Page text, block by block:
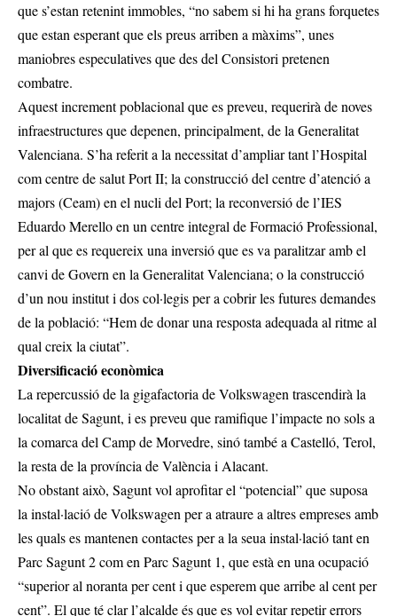
que s’estan retenint immobles, “no sabem si hi ha grans forquetes
que estan esperant que els preus arriben a màxims”, unes
maniobres especulatives que des del Consistori pretenen
combatre.
Aquest increment poblacional que es preveu, requerirà de noves
infraestructures que depenen, principalment, de la Generalitat
Valenciana. S’ha referit a la necessitat d’ampliar tant l’Hospital
com centre de salut Port II; la construcció del centre d’atenció a
majors (Ceam) en el nucli del Port; la reconversió de l’IES
Eduardo Merello en un centre integral de Formació Professional,
per al que es requereix una inversió que es va paralitzar amb el
canvi de Govern en la Generalitat Valenciana; o la construcció
d’un nou institut i dos col·legis per a cobrir les futures demandes
de la població: “Hem de donar una resposta adequada al ritme al
qual creix la ciutat”.
Diversificació econòmica
La repercussió de la gigafactoria de Volkswagen trascendirà la
localitat de Sagunt, i es preveu que ramifique l’impacte no sols a
la comarca del Camp de Morvedre, sinó també a Castelló, Terol,
la resta de la província de València i Alacant.
No obstant això, Sagunt vol aprofitar el “potencial” que suposa
la instal·lació de Volkswagen per a atraure a altres empreses amb
les quals es mantenen contactes per a la seua instal·lació tant en
Parc Sagunt 2 com en Parc Sagunt 1, que està en una ocupació
“superior al noranta per cent i que esperem que arribe al cent per
cent”. El que té clar l’alcalde és que es vol evitar repetir errors